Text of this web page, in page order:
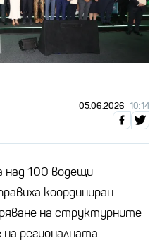
05.06.2026 10:14
над 100 водещи
координиран
на структурните
регионалната